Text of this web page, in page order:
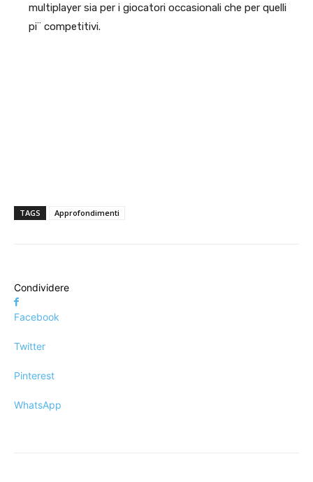
multiplayer sia per i giocatori occasionali che per quelli
pi¨ competitivi.
TAGS Approfondimenti
Condividere
Facebook
Twitter
Pinterest
WhatsApp